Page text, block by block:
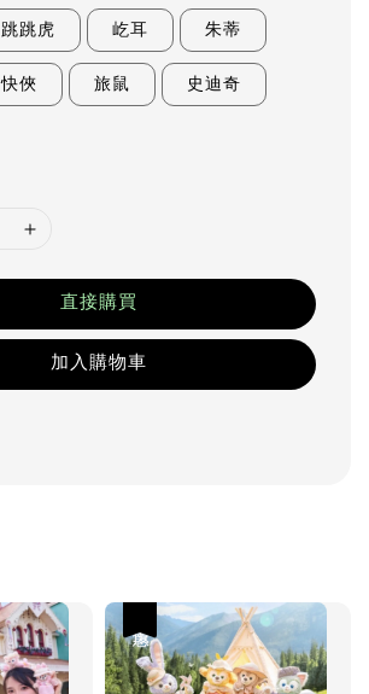
跳跳虎 屹耳 朱蒂
快俠 旅鼠 史迪奇
直接購買
加入購物車